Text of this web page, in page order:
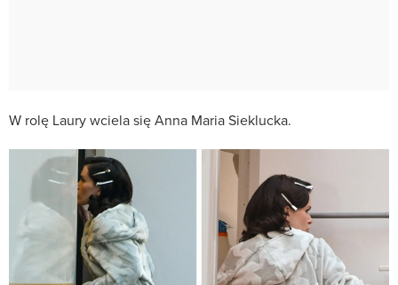
W rolę Laury wciela się Anna Maria Sieklucka.